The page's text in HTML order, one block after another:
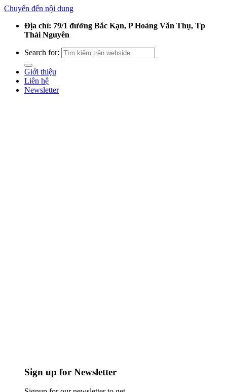
Chuyển đến nội dung
Địa chỉ: 79/1 đường Bắc Kạn, P Hoàng Văn Thụ, Tp
Thái Nguyên
Search for:
Giới thiệu
Liên hệ
Newsletter
Sign up for Newsletter